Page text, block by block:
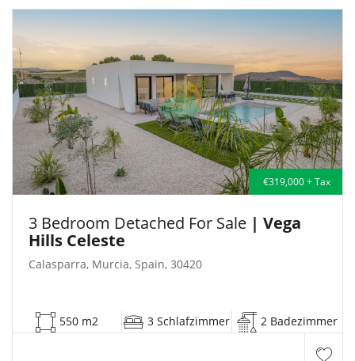
€319,000 + Tax
3 Bedroom Detached For Sale | Vega
Hills Celeste
Calasparra, Murcia, Spain, 30420
550 m2 3 Schlafzimmer 2 Badezimmer